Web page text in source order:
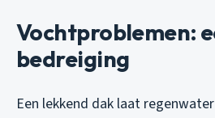
Vochtproblemen:
bedreiging
Een lekkend dak laat